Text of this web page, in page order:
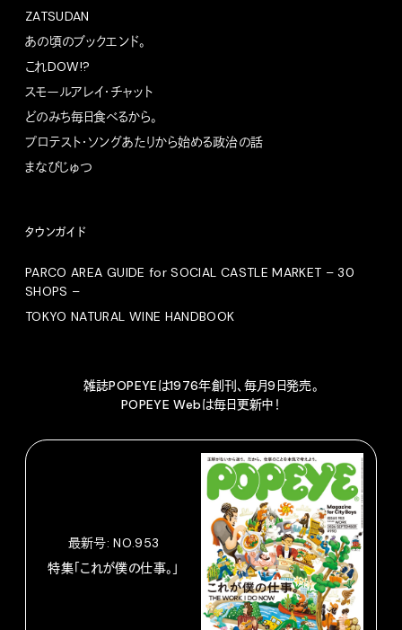
ZATSUDAN
あの頃のブックエンド。
これDOW!?
スモールアレイ・チャット
どのみち毎日食べるから。
プロテスト・ソングあたりから始める政治の話
まなびじゅつ
タウンガイド
PARCO AREA GUIDE for SOCIAL CASTLE MARKET – 30
SHOPS –
TOKYO NATURAL WINE HANDBOOK
雑誌POPEYEは1976年創刊、毎月9日発売。
POPEYE Webは毎日更新中！
最新号: NO.953
特集「これが僕の仕事。」